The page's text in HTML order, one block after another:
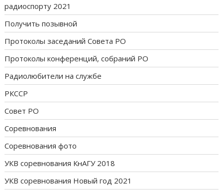
радиоспорту 2021
Получить позывной
Протоколы заседаний Совета РО
Протоколы конференций, собраний РО
Радиолюбители на службе
РКССР
Совет РО
Соревнования
Соревнования фото
УКВ соревнования КнАГУ 2018
УКВ соревнования Новый год 2021